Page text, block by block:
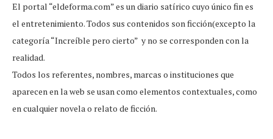
El portal “eldeforma.com” es un diario satírico cuyo único fin es
el entretenimiento. Todos sus contenidos son ficción(excepto la
categoría “Increíble pero cierto” y no se corresponden con la
realidad.
Todos los referentes, nombres, marcas o instituciones que
aparecen en la web se usan como elementos contextuales, como
en cualquier novela o relato de ficción.